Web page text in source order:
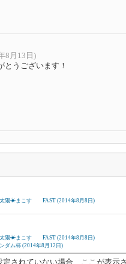
8月13日)
とうございます！
太陽☀まこす FAST (2014年8月8日)
太陽☀まこす FAST (2014年8月8日)
ダム杯 (2014年8月12日)